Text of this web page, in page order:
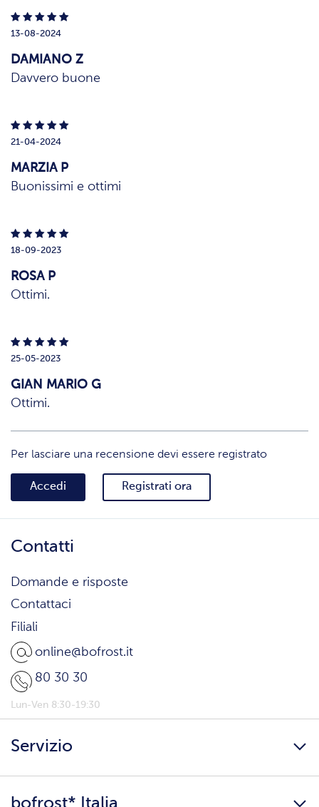
13-08-2024
DAMIANO Z
Davvero buone
21-04-2024
MARZIA P
Buonissimi e ottimi
18-09-2023
ROSA P
Ottimi.
25-05-2023
GIAN MARIO G
Ottimi.
Per lasciare una recensione devi essere registrato
Accedi Registrati ora
Contatti
Domande e risposte
Contattaci
Filiali
online@bofrost.it
80 30 30
Lun-Ven 8:30-19:30
Servizio
Presenta un amico
bofrost* Italia